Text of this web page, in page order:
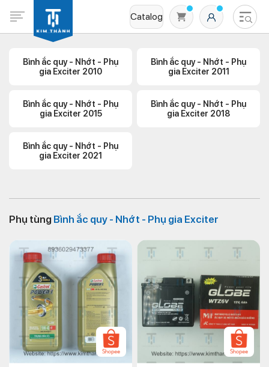
Catalog
Bình ắc quy - Nhớt - Phụ
gia Exciter 2010
Bình ắc quy - Nhớt - Phụ
gia Exciter 2011
Bình ắc quy - Nhớt - Phụ
gia Exciter 2015
Bình ắc quy - Nhớt - Phụ
gia Exciter 2018
Bình ắc quy - Nhớt - Phụ
gia Exciter 2021
Phụ tùng Bình ắc quy - Nhớt - Phụ gia Exciter